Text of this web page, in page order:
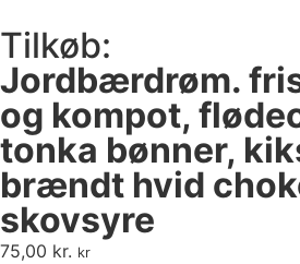
Tilkøb:
Jordbærdrøm.
og kompot,
tonka bønner,
brændt hvid
skovsyre
75,00 kr. kr